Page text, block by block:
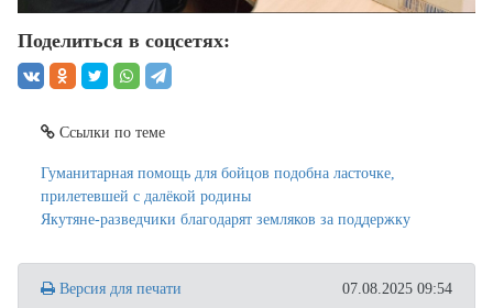
Поделиться в соцсетях:
Ссылки по теме
Гуманитарная помощь для бойцов подобна ласточке,
прилетевшей с далёкой родины
Якутяне-разведчики благодарят земляков за поддержку
Версия для печати 07.08.2025 09:54